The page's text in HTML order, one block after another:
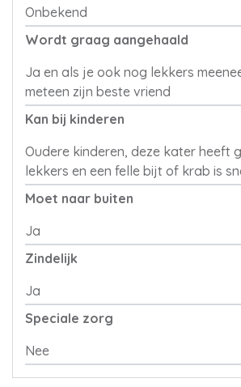
Onbekend
Wordt graag aangehaald
Ja en als je ook nog lekkers
meteen zijn beste vriend
Kan bij kinderen
Oudere kinderen, deze kater heeft
lekkers en een felle bijt of krab is
Moet naar buiten
Ja
Zindelijk
Ja
Speciale zorg
Nee